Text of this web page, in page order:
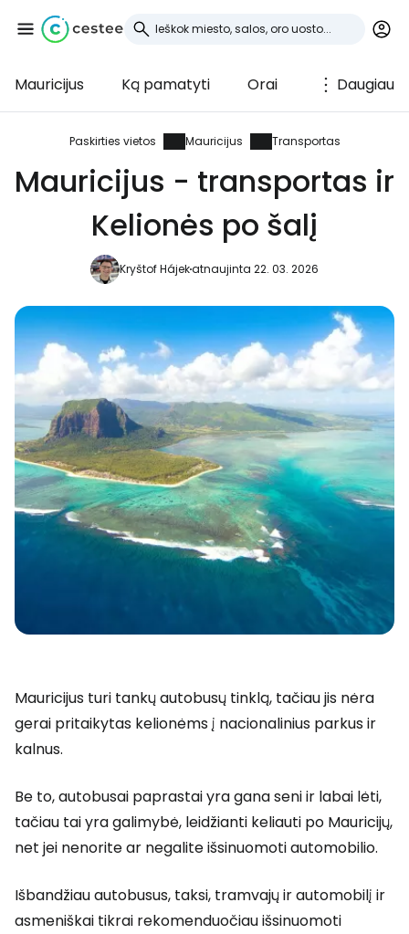
Mauricijus Ką pamatyti Orai Daugiau
Paskirties vietos Mauricijus Transportas
Mauricijus - transportas ir
Kelionės po šalį
Kryštof Hájekatnaujinta 22. 03. 2026
Mauricijus turi tankų autobusų tinklą, tačiau jis nėra
gerai pritaikytas kelionėms į nacionalinius parkus ir
kalnus.
Be to, autobusai paprastai yra gana seni ir labai lėti,
tačiau tai yra galimybė, leidžianti keliauti po Mauricijų,
net jei nenorite ar negalite išsinuomoti automobilio.
Išbandžiau autobusus, taksi, tramvajų ir automobilį ir
asmeniškai tikrai rekomenduočiau išsinuomoti
Prisijunkite prie
Cestee
... pasaulinė kelionių bendruomenė
Tęsti su Google
Tęsti el. paštu